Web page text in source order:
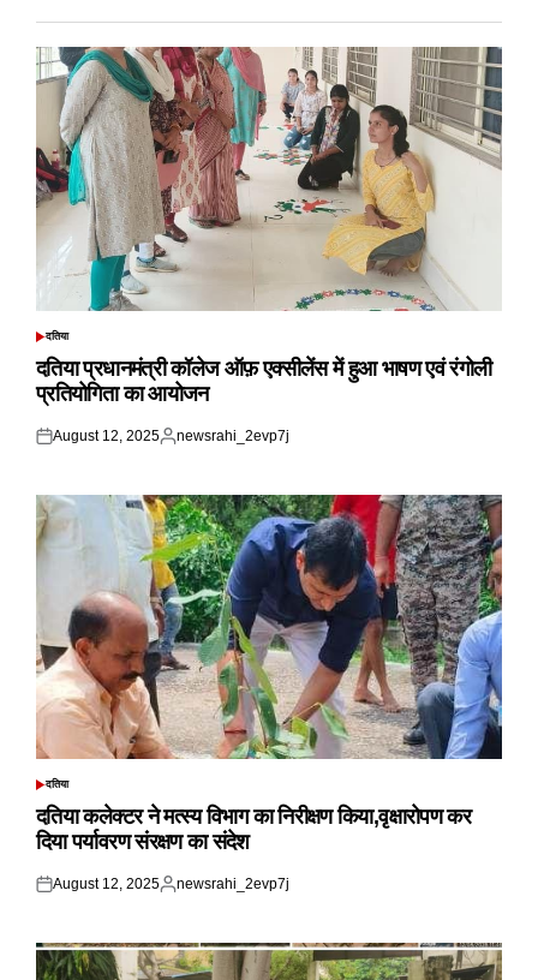
POSTED
दतिया
दतिया प्रधानमंत्री कॉलेज ऑफ़ एक्सीलेंस में हुआ भाषण एवं रंगोली
प्रतियोगिता का आयोजन
Posted
August 12, 2025
Posted
newsrahi_2evp7j
POSTED
दतिया
दतिया कलेक्टर ने मत्स्य विभाग का निरीक्षण किया,वृक्षारोपण कर
दिया पर्यावरण संरक्षण का संदेश
Posted
August 12, 2025
Posted
newsrahi_2evp7j